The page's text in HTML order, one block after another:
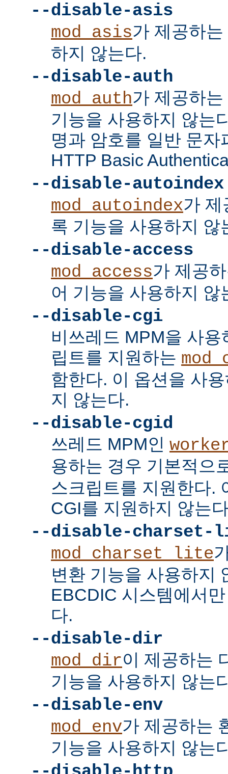
--disable-asis
mod_asis가 제공하
하지 않는다.
--disable-auth
mod_auth가 제공하
기능을 사용하지 않는
명과 암호를 일반 문자
HTTP Basic
--disable-autoindex
mod_autoindex가 제
록 기능을 사용하지 않
--disable-access
mod_access가 제공
어 기능을 사용하지 않
--disable-cgi
비쓰레드 MPM을 사
립트를 지원하는
함한다. 이 옵션을 사
지 않는다.
--disable-cgid
쓰레드 MPM인
용하는 경우 기본적으
스크립트를 지원한다.
CGI를 지원하지 않는
--disable-charset-
mod_charset_lite
변환 기능을 사용하지
EBCDIC 시스템에서
다.
--disable-dir
mod_dir이 제공하는
기능을 사용하지 않는
--disable-env
mod_env가 제공하는
기능을 사용하지 않는